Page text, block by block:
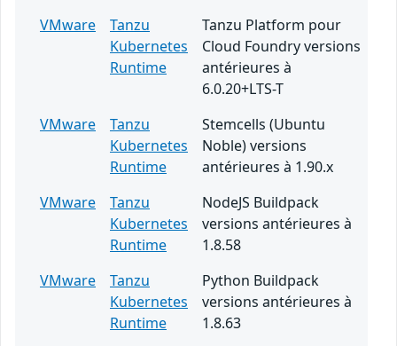
VMware
Tanzu
Kubernetes
Runtime
Tanzu Platform pour
Cloud Foundry versions
antérieures à
6.0.20+LTS-T
VMware
Tanzu
Kubernetes
Runtime
Stemcells (Ubuntu
Noble) versions
antérieures à 1.90.x
VMware
Tanzu
Kubernetes
Runtime
NodeJS Buildpack
versions antérieures à
1.8.58
VMware
Tanzu
Kubernetes
Runtime
Python Buildpack
versions antérieures à
1.8.63